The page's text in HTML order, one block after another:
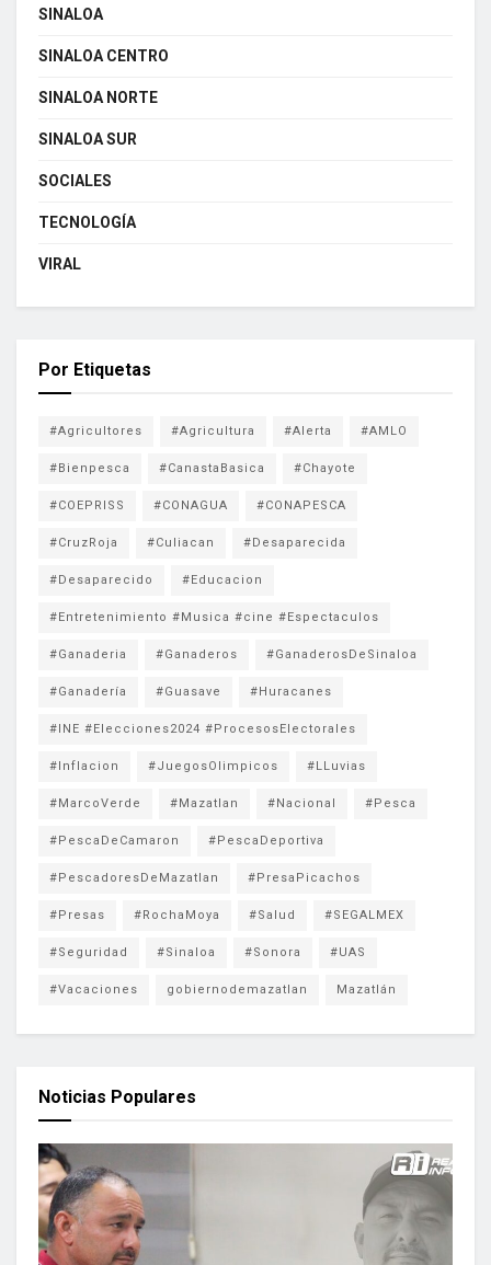
SINALOA
SINALOA CENTRO
SINALOA NORTE
SINALOA SUR
SOCIALES
TECNOLOGÍA
VIRAL
Por Etiquetas
#Agricultores #Agricultura #Alerta #AMLO
#Bienpesca #CanastaBasica #Chayote
#COEPRISS #CONAGUA #CONAPESCA
#CruzRoja #Culiacan #Desaparecida
#Desaparecido #Educacion
#Entretenimiento #Musica #cine #Espectaculos
#Ganaderia #Ganaderos #GanaderosDeSinaloa
#Ganadería #Guasave #Huracanes
#INE #Elecciones2024 #ProcesosElectorales
#Inflacion #JuegosOlimpicos #LLuvias
#MarcoVerde #Mazatlan #Nacional #Pesca
#PescaDeCamaron #PescaDeportiva
#PescadoresDeMazatlan #PresaPicachos
#Presas #RochaMoya #Salud #SEGALMEX
#Seguridad #Sinaloa #Sonora #UAS
#Vacaciones gobiernodemazatlan Mazatlán
Noticias Populares